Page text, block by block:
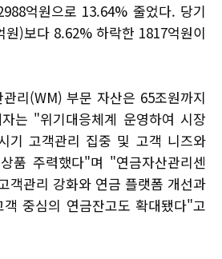
억원으로 13.64% 줄었다. 당기
원)보다 8.62% 하락한 1817억원이
리(WM) 부문 자산은 65조원까지
는 "위기대응체계 운영하여 시장
기 고객관리 집중 및 고객 니즈와
품 주력했다"며 "연금자산관리센
객관리 강화와 연금 플랫폼 개선과
중심의 연금잔고도 확대됐다"고